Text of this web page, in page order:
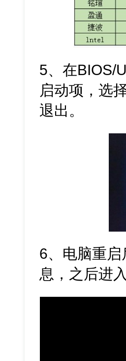
5、在BIOS/
启动项，选
退出。
6、电脑重
息，之后进